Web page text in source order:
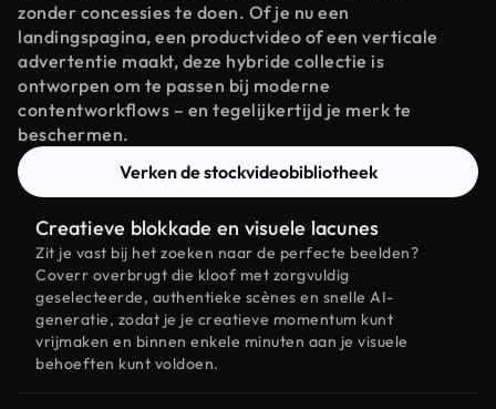
zonder concessies te doen. Of je nu een
landingspagina, een productvideo of een verticale
advertentie maakt, deze hybride collectie is
ontworpen om te passen bij moderne
contentworkflows – en tegelijkertijd je merk te
beschermen.
Verken de stockvideobibliotheek
Creatieve blokkade en visuele lacunes
Zit je vast bij het zoeken naar de perfecte beelden?
Coverr overbrugt die kloof met zorgvuldig
geselecteerde, authentieke scènes en snelle AI-
generatie, zodat je je creatieve momentum kunt
vrijmaken en binnen enkele minuten aan je visuele
behoeften kunt voldoen.